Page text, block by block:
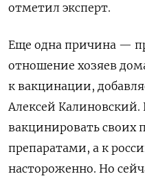
отметил эксперт.
Еще одна причина —
отношение хозяев
к вакцинации,
Алексей
вакцинировать
препаратами, а к
настороженно. Но